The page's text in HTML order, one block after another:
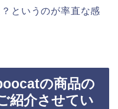
というのが率直な感
の商品の
紹介させてい